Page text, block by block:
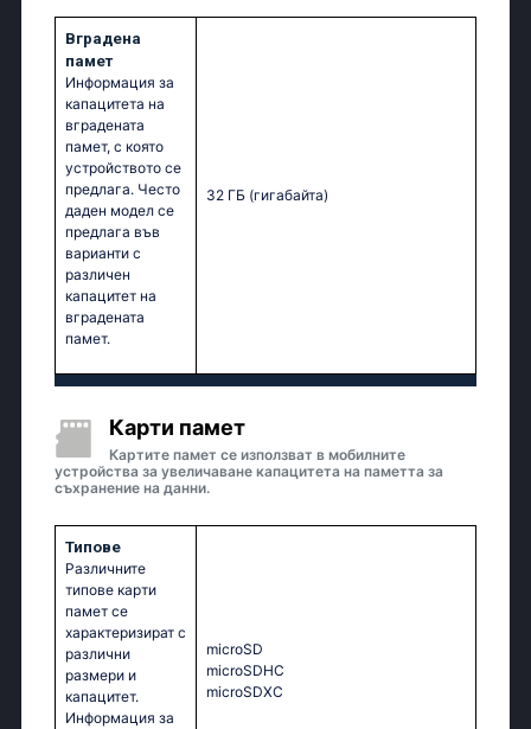
Вградена
памет
Информация за
капацитета на
вградената
памет, с която
устройството се
предлага. Често
даден модел се
предлага във
варианти с
различен
капацитет на
вградената
памет.
32 ГБ (гигабайта)
Карти памет
Картите памет се използват в мобилните
устройства за увеличаване капацитета на паметта за
съхранение на данни.
Типове
Различните
типове карти
памет се
характеризират с
различни
размери и
капацитет.
Информация за
microSD
microSDHC
microSDXC